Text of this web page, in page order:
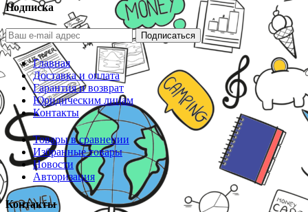
Подписка
Подписаться
Главная
Доставка и оплата
Гарантия и возврат
Юридическим лицам
Контакты
Товары в сравнении
Избранные товары
Новости
Авторизация
Контакты